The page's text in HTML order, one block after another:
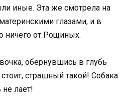
иные. Эта же смотрела на
глазами, и в
ничего от Рощиных.
обернувшись в глубь
страшный такой! Собака
не лает!